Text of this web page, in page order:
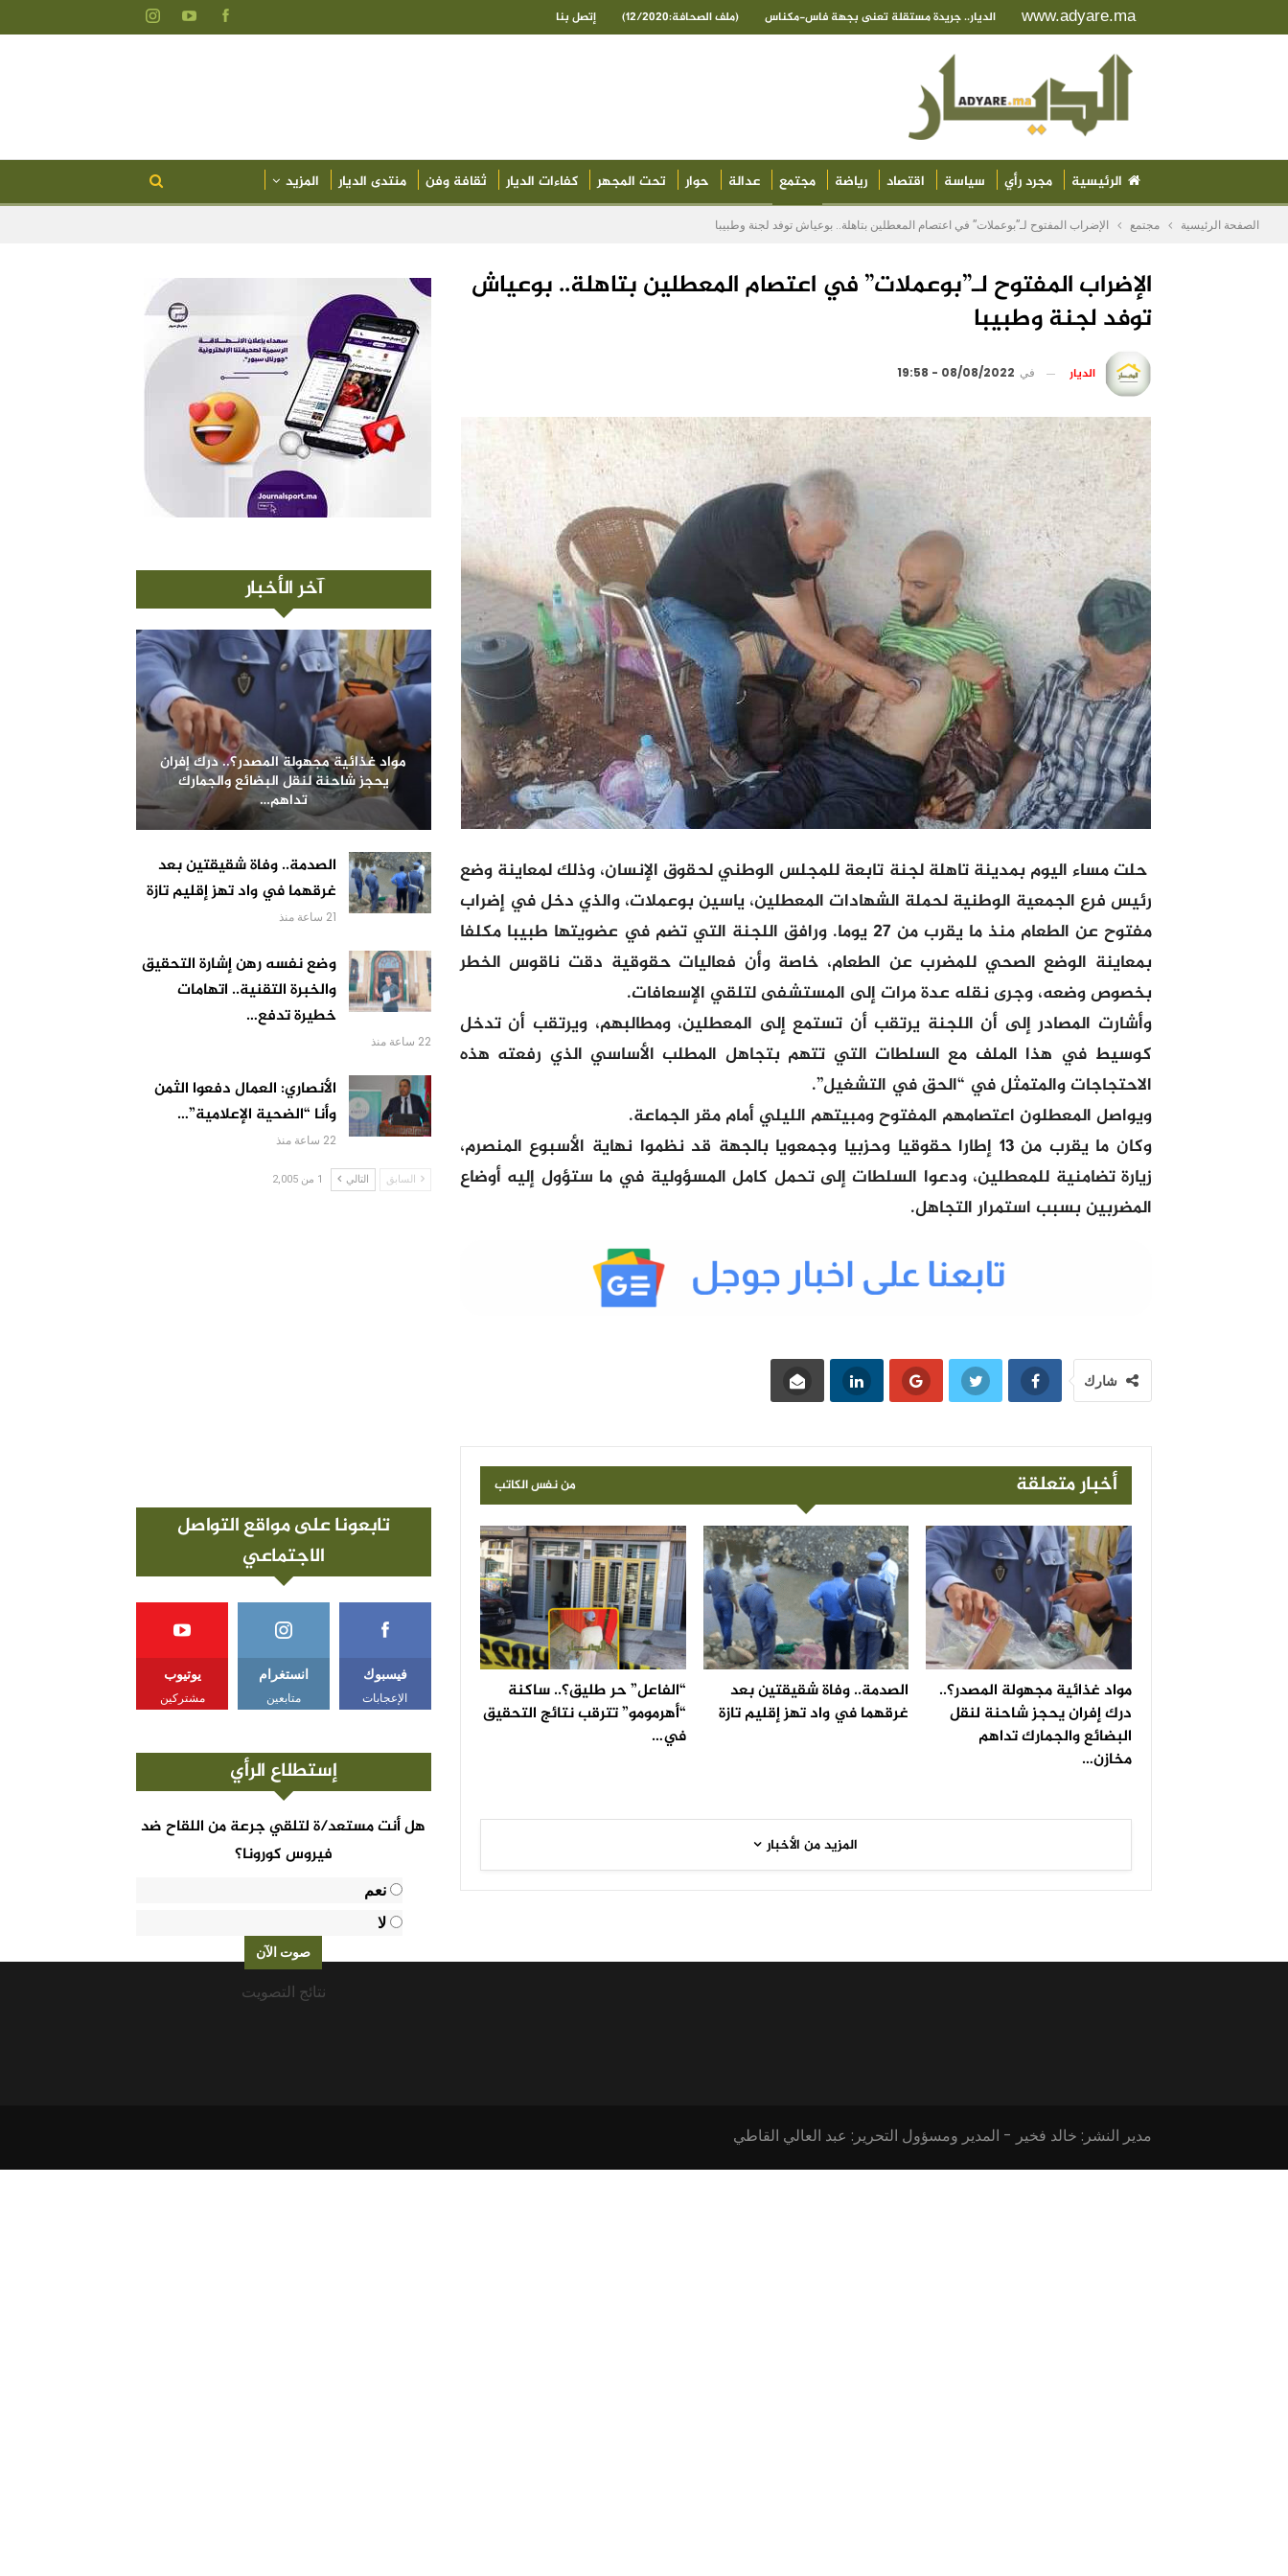
www.adyare.ma الديار.. جريدة مستقلة تعنى بجهة فاس-مكناس (ملف الصحافة:12/2020) إتصل بنا
الرئيسية مجرد رأي سياسة اقتصاد رياضة مجتمع عدالة حوار تحت المجهر كفاءات الديار ثقافة وفن منتدى الديار المزيد
الصفحة الرئيسية مجتمع الإضراب المفتوح لـ”بوعملات” في اعتصام المعطلين بتاهلة.. بوعياش توفد لجنة وطبيبا
الإضراب المفتوح لـ”بوعملات” في اعتصام المعطلين بتاهلة.. بوعياش
توفد لجنة وطبيبا
الديار في 08/08/2022 - 19:58
حلت مساء اليوم بمدينة تاهلة لجنة تابعة للمجلس الوطني لحقوق الإنسان، وذلك لمعاينة وضع
رئيس فرع الجمعية الوطنية لحملة الشهادات المعطلين، ياسين بوعملات، والذي دخل في إضراب
مفتوح عن الطعام منذ ما يقرب من 27 يوما. ورافق اللجنة التي تضم في عضويتها طبيبا مكلفا
بمعاينة الوضع الصحي للمضرب عن الطعام، خاصة وأن فعاليات حقوقية دقت ناقوس الخطر
بخصوص وضعه، وجرى نقله عدة مرات إلى المستشفى لتلقي الإسعافات.
وأشارت المصادر إلى أن اللجنة يرتقب أن تستمع إلى المعطلين، ومطالبهم، ويرتقب أن تدخل
كوسيط في هذا الملف مع السلطات التي تتهم بتجاهل المطلب الأساسي الذي رفعته هذه
الاحتجاجات والمتمثل في “الحق في التشغيل”.
ويواصل المعطلون اعتصامهم المفتوح ومبيتهم الليلي أمام مقر الجماعة.
وكان ما يقرب من 13 إطارا حقوقيا وحزبيا وجمعويا بالجهة قد نظموا نهاية الأسبوع المنصرم،
زيارة تضامنية للمعطلين، ودعوا السلطات إلى تحمل كامل المسؤولية في ما ستؤول إليه أوضاع
المضربين بسبب استمرار التجاهل.
شارك
أخبار متعلقة من نفس الكاتب
مواد غذائية مجهولة المصدر؟..
درك إفران يحجز شاحنة لنقل
البضائع والجمارك تداهم
مخازن…
الصدمة.. وفاة شقيقتين بعد
غرقهما في واد تهز إقليم تازة
“الفاعل” حر طليق؟.. ساكنة
“أهرمومو” تترقب نتائج التحقيق
في…
المزيد من الأخبار
آخر الأخبار
مواد غذائية مجهولة المصدر؟.. درك إفران
يحجز شاحنة لنقل البضائع والجمارك
تداهم…
الصدمة.. وفاة شقيقتين بعد
غرقهما في واد تهز إقليم تازة
21 ساعة منذ
وضع نفسه رهن إشارة التحقيق
والخبرة التقنية.. اتهامات
خطيرة تدفع…
22 ساعة منذ
الأنصاري: العمال دفعوا الثمن
وأنا “الضحية الإعلامية”…
22 ساعة منذ
السابق التالي 1 من 2,005
تابعونا على مواقع التواصل
الاجتماعي
فيسبوك
الإعجابات
انستغرام
متابعين
يوتيوب
مشتركين
إستطلاع الرأي
هل أنت مستعد/ة لتلقي جرعة من اللقاح ضد
فيروس كورونا؟
نعم
لا
نتائج التصويت
مدير النشر: خالد فخير - المدير ومسؤول التحرير: عبد العالي القاطي